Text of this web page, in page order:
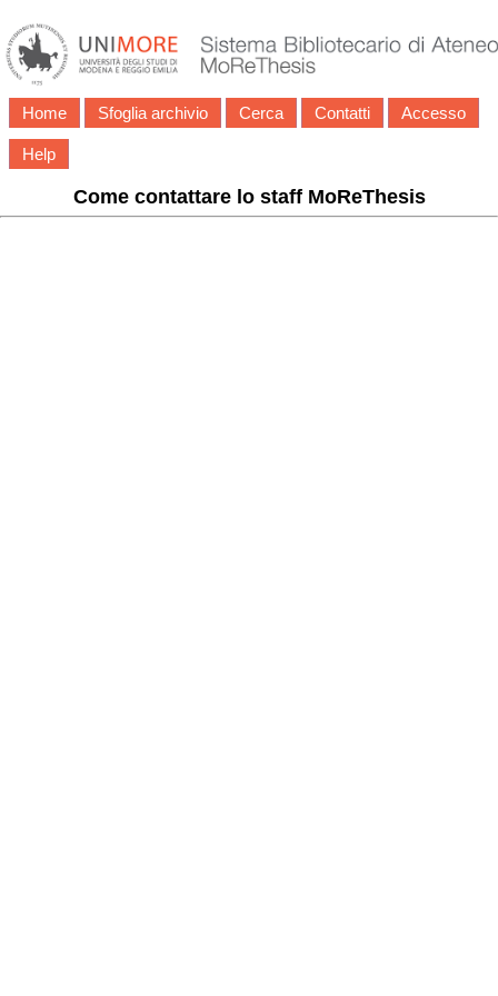
Home Sfoglia archivio Cerca Contatti Accesso
Help
Come contattare lo staff MoReThesis